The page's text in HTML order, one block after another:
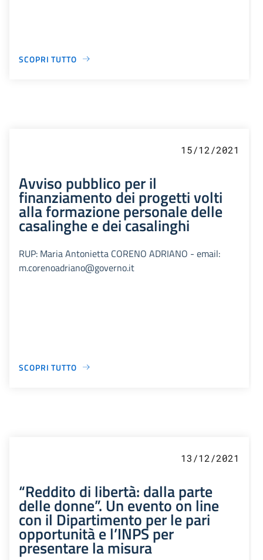
SCOPRI TUTTO
15/12/2021
Avviso pubblico per il
finanziamento dei progetti volti
alla formazione personale delle
casalinghe e dei casalinghi
RUP: Maria Antonietta CORENO ADRIANO - email:
m.corenoadriano@governo.it
SCOPRI TUTTO
13/12/2021
“Reddito di libertà: dalla parte
delle donne”. Un evento on line
con il Dipartimento per le pari
opportunità e l’INPS per
presentare la misura